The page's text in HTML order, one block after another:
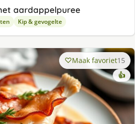
aardappelpuree
Kip & gevogelte
Maak favoriet15
👍